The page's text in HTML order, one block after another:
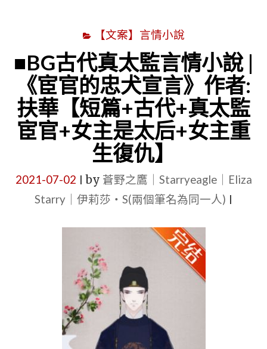
贖
文
《去
他
愛
情》
作
者：
華
【文案】言情小說
■BG古代真太監言情小說 |
《宦官的忠犬宣言》作者:
扶華【短篇+古代+真太監
宦官+女主是太后+女主重
生復仇】
2021-07-02 by 蒼野之鷹｜Starryeagle｜Eliza
Starry｜伊莉莎・S(兩個筆名為同一人)